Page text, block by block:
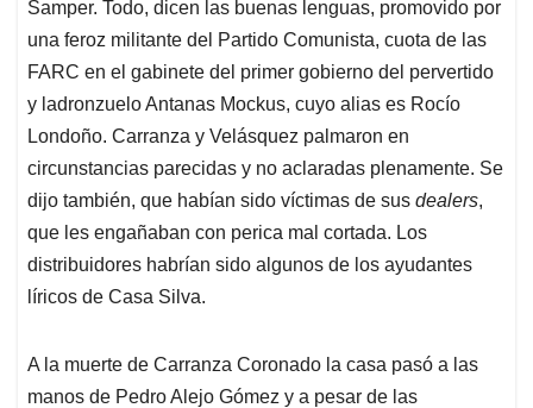
Samper. Todo, dicen las buenas lenguas, promovido por
una feroz militante del Partido Comunista, cuota de las
FARC en el gabinete del primer gobierno del pervertido
y ladronzuelo Antanas Mockus, cuyo alias es Rocío
Londoño. Carranza y Velásquez palmaron en
circunstancias parecidas y no aclaradas plenamente. Se
dijo también, que habían sido víctimas de sus dealers,
que les engañaban con perica mal cortada. Los
distribuidores habrían sido algunos de los ayudantes
líricos de Casa Silva.
A la muerte de Carranza Coronado la casa pasó a las
manos de Pedro Alejo Gómez y a pesar de las